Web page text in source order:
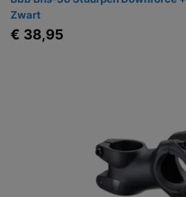
Zwart
€ 38,95